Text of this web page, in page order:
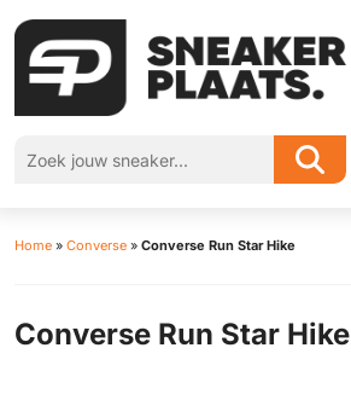
Home » Converse » Converse Run Star Hike
Converse Run Star Hike